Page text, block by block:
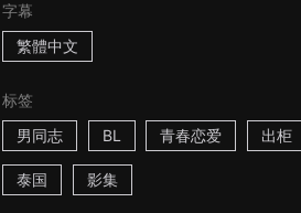
字幕
繁體中文
标签
男同志
BL 青春恋爱 出柜
泰国 影集